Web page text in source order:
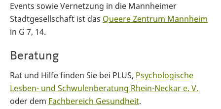
Events sowie Vernetzung in die Mannheimer
Stadtgesellschaft ist das Queere Zentrum Mannheim
in G 7, 14.
Beratung
Rat und Hilfe finden Sie bei PLUS, Psychologische
Lesben- und Schwulenberatung Rhein-Neckar e. V.
oder dem Fachbereich Gesundheit.